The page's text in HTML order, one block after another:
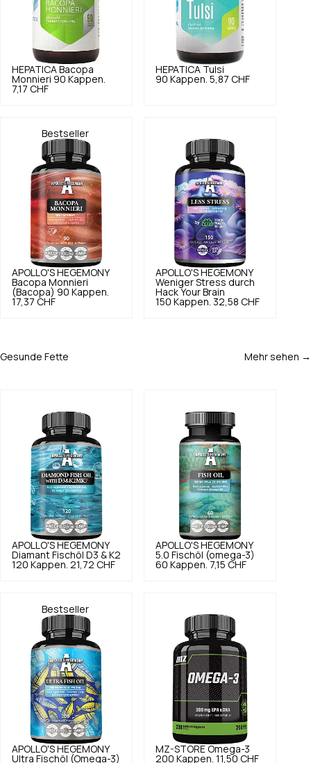
HEPATICA Bacopa
Monnieri 90 Kappen.
7,17 CHF
HEPATICA Tulsi
90 Kappen. 5,87 CHF
Bestseller
APOLLO'S HEGEMONY
Bacopa Monnieri
(Bacopa) 90 Kappen.
17,37 CHF
APOLLO'S HEGEMONY
Weniger Stress durch
Hack Your Brain
150 Kappen. 32,58 CHF
Gesunde Fette Mehr sehen →
APOLLO'S HEGEMONY
Diamant Fischöl D3 & K2
120 Kappen. 21,72 CHF
APOLLO'S HEGEMONY
5.0 Fischöl (omega-3)
60 Kappen. 7,15 CHF
Bestseller
APOLLO'S HEGEMONY
Ultra Fischöl (Omega-3)
MZ-STORE Omega-3
200 Kappen. 11,50 CHF